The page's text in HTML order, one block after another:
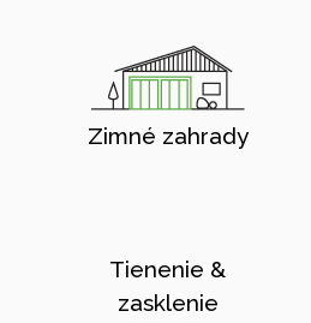
Zimné zahrady
Tienenie &
zasklenie